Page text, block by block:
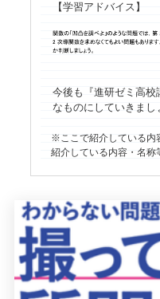
【学習アドバイス】
今後も『進研ゼミ高
なものにしていきまし
ここで紹介している
紹介している内容・名称